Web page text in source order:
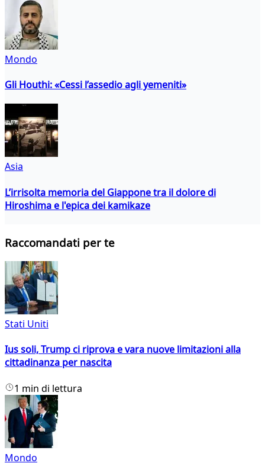
Mondo
Gli Houthi: «Cessi l’assedio agli yemeniti»
Asia
L’irrisolta memoria del Giappone tra il dolore di
Hiroshima e l'epica dei kamikaze
Raccomandati per te
Stati Uniti
Ius soli, Trump ci riprova e vara nuove limitazioni alla
cittadinanza per nascita
1 min di lettura
Mondo